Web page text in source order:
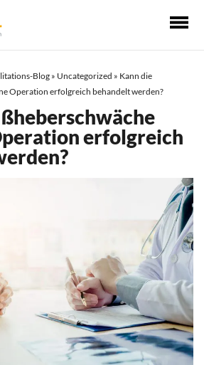
Blog » Uncategorized » Kann die
Operation erfolgreich behandelt werden?
erfolgreich